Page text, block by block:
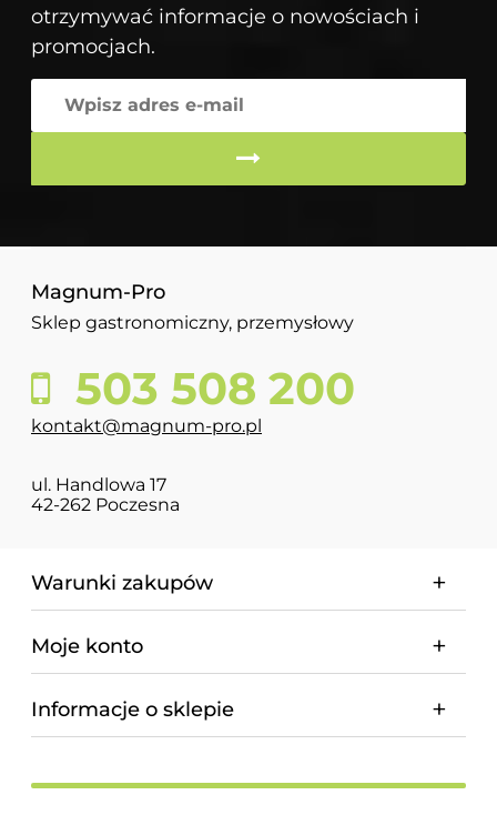
otrzymywać informacje o nowościach i
promocjach.
Magnum-Pro
Sklep gastronomiczny, przemysłowy
503 508 200
kontakt@magnum-pro.pl
ul. Handlowa 17
42-262 Poczesna
Warunki zakupów
Moje konto
Informacje o sklepie